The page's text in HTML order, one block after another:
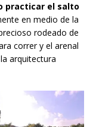
practicar el salto
en medio de la
rodeado de
correr y el arenal
arquitectura